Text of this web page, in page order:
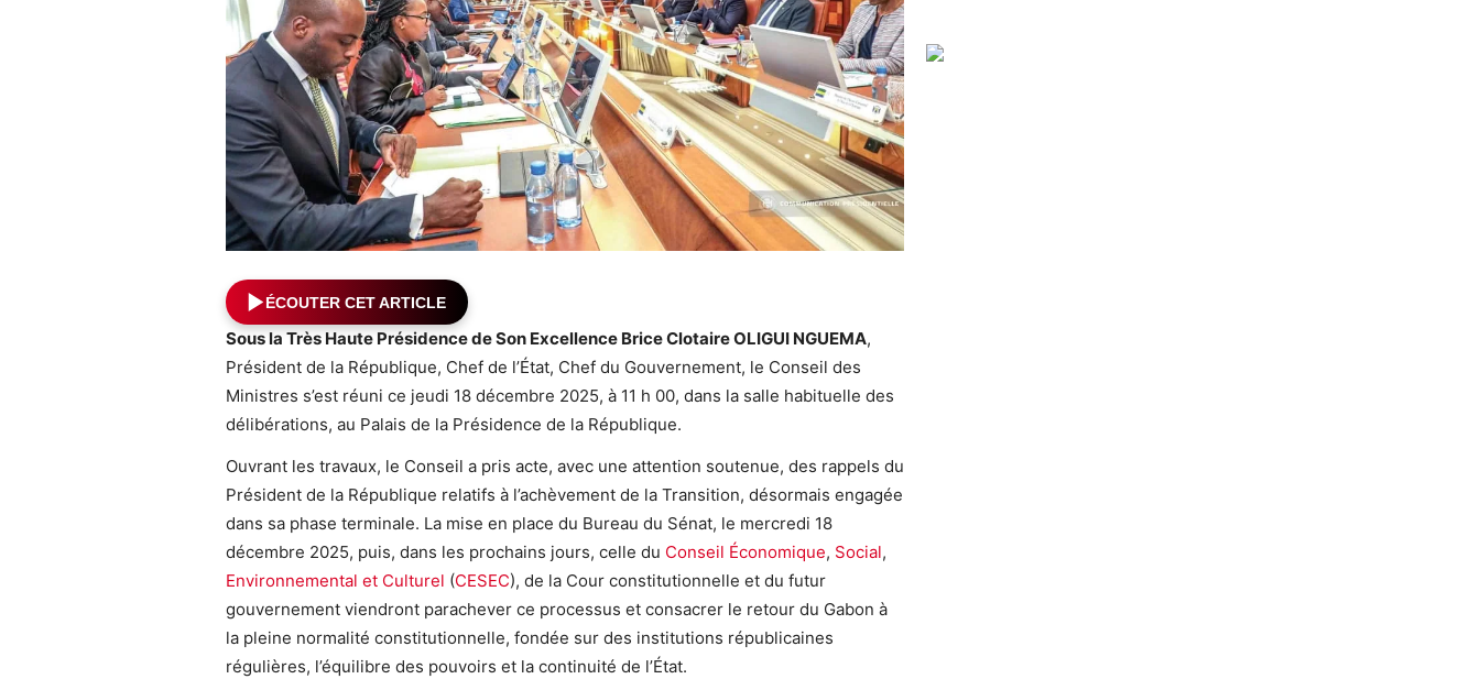
ÉCOUTER CET ARTICLE
Sous la Très Haute Présidence de Son Excellence Brice Clotaire OLIGUI NGUEMA,
Président de la République, Chef de l’État, Chef du Gouvernement, le Conseil des
Ministres s’est réuni ce jeudi 18 décembre 2025, à 11 h 00, dans la salle habituelle des
délibérations, au Palais de la Présidence de la République.
Ouvrant les travaux, le Conseil a pris acte, avec une attention soutenue, des rappels du
Président de la République relatifs à l’achèvement de la Transition, désormais engagée
dans sa phase terminale. La mise en place du Bureau du Sénat, le mercredi 18
décembre 2025, puis, dans les prochains jours, celle du Conseil Économique, Social,
Environnemental et Culturel (CESEC), de la Cour constitutionnelle et du futur
gouvernement viendront parachever ce processus et consacrer le retour du Gabon à
la pleine normalité constitutionnelle, fondée sur des institutions républicaines
régulières, l’équilibre des pouvoirs et la continuité de l’État.